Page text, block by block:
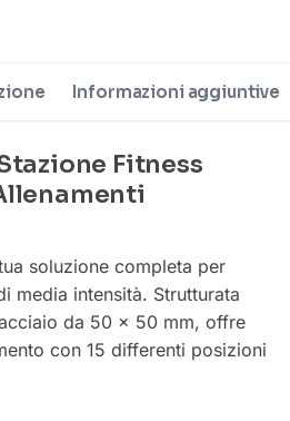
Informazioni aggiuntive
Fitness
soluzione completa per
media intensità. Strutturata
da 50 x 50 mm, offre
con 15 differenti posizioni